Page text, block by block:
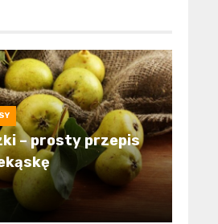
– prosty przepis